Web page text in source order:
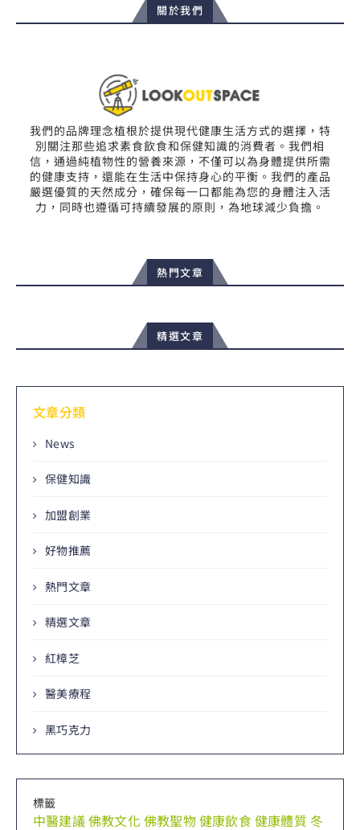
關於我們
我們的品牌理念植根於提供現代健康生活方式的選擇，特
別關注那些追求素食飲食和保健知識的消費者。我們相
信，通過純植物性的營養來源，不僅可以為身體提供所需
的健康支持，還能在生活中保持身心的平衡。我們的產品
嚴選優質的天然成分，確保每一口都能為您的身體注入活
力，同時也遵循可持續發展的原則，為地球減少負擔。
熱門文章
精選文章
文章分類
News
保健知識
加盟創業
好物推薦
熱門文章
精選文章
紅樟芝
醫美療程
黑巧克力
標籤
中醫建議佛教文化佛教聖物健康飲食健康體質 冬